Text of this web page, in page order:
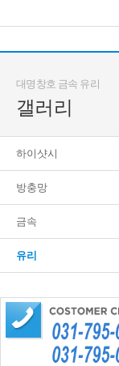
대명창호 금속 유리
갤러리
하이샷시
방충망
금속
유리